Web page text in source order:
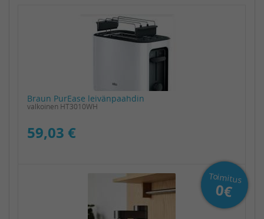
Braun PurEase leivänpaahdin
valkoinen HT3010WH
59,03 €
Toimitus
0€